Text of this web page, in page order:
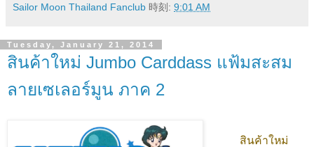
Sailor Moon Thailand Fanclub 時刻: 9:01 AM
Tuesday, January 21, 2014
สินค้าใหม่ Jumbo Carddass แฟ้มสะสม
ลายเซเลอร์มูน ภาค 2
สินค้าใหม่